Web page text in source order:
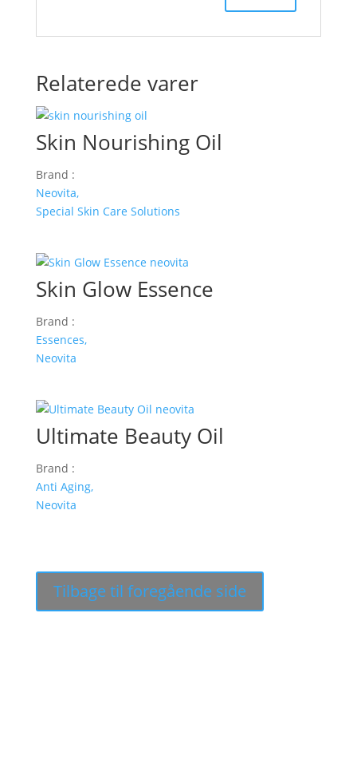
Relaterede varer
Skin Nourishing Oil
Brand :
Neovita,
Special Skin Care Solutions
Skin Glow Essence
Brand :
Essences,
Neovita
Ultimate Beauty Oil
Brand :
Anti Aging,
Neovita